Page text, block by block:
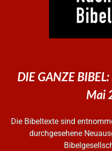
DIE GANZE
Mai
Die Bibeltexte sind
durchgesehene